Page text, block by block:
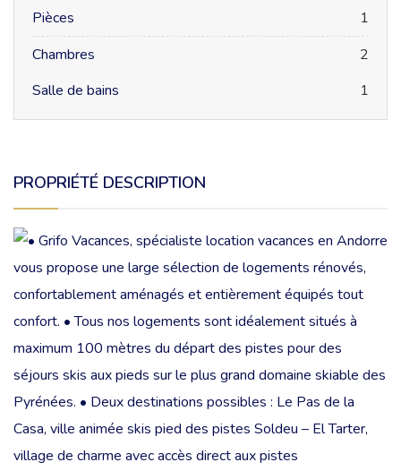
Pièces
1
Chambres
2
Salle de bains
1
PROPRIÉTÉ DESCRIPTION